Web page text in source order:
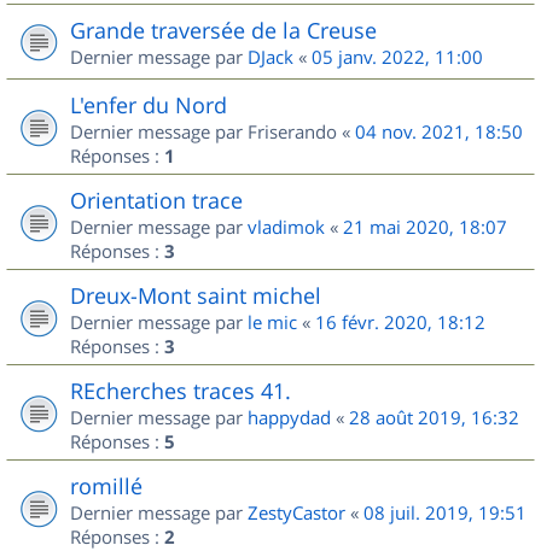
Grande traversée de la Creuse
Dernier message par DJack « 05 janv. 2022, 11:00
L'enfer du Nord
Dernier message par Friserando « 04 nov. 2021, 18:50
Réponses : 1
Orientation trace
Dernier message par vladimok « 21 mai 2020, 18:07
Réponses : 3
Dreux-Mont saint michel
Dernier message par le mic « 16 févr. 2020, 18:12
Réponses : 3
REcherches traces 41.
Dernier message par happydad « 28 août 2019, 16:32
Réponses : 5
romillé
Dernier message par ZestyCastor « 08 juil. 2019, 19:51
Réponses : 2